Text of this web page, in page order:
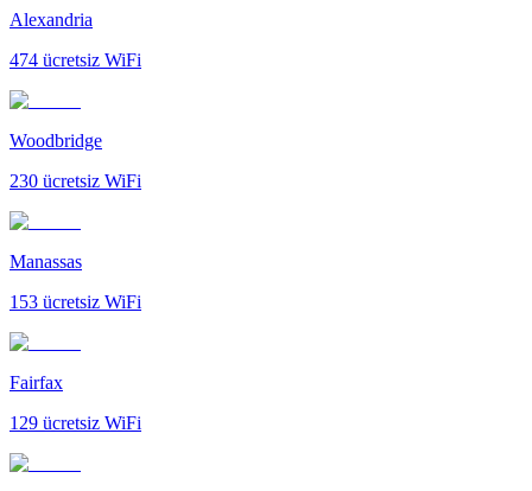
Alexandria
474 ücretsiz WiFi
Woodbridge
230 ücretsiz WiFi
Manassas
153 ücretsiz WiFi
Fairfax
129 ücretsiz WiFi